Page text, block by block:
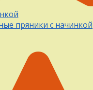
пряники с начинкой